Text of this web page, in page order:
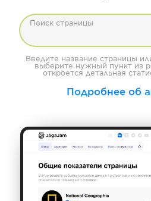
Поиск страницы
Введите название страницы
выберите нужный пункт из
откроется детальная
Подробнее об